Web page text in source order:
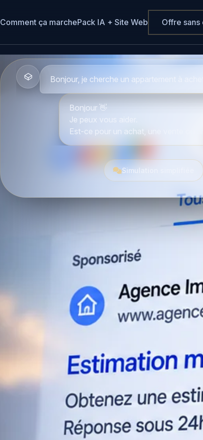
Comment ça marchePack IA + Site Web Offre
Bonjour, je cherche un appartement à
Bonjour 👋
Je peux vous aider.
Est-ce pour un achat, une vente ou
Simulation simplifiée